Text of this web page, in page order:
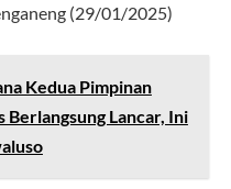
(29/01/2025)
Kedua Pimpinan
Berlangsung Lancar, Ini